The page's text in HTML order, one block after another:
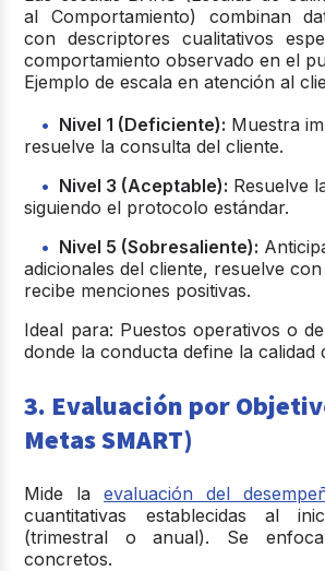
al Comportamiento) combinan
con descriptores cualitativos
comportamiento observado en el
Ejemplo de escala en atención al
Nivel 1 (Deficiente): Muestra
resuelve la consulta del cliente.
Nivel 3 (Aceptable): Resuelve
siguiendo el protocolo estándar.
Nivel 5 (Sobresaliente):
adicionales del cliente, resuelve
recibe menciones positivas.
Ideal para: Puestos operativos o
donde la conducta define la calidad
3. Evaluación por
Metas SMART)
Mide laevaluación del
cuantitativas establecidas al
(trimestral o anual). Se
concretos.